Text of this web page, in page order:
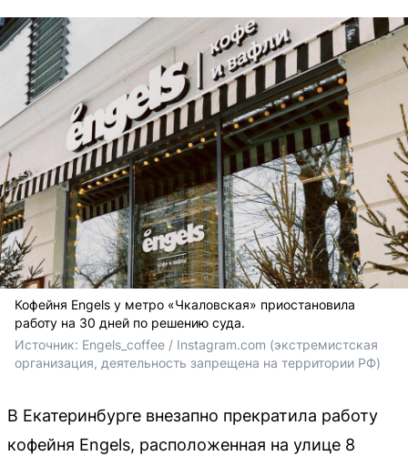
Кофейня Engels у метро «Чкаловская» приостановила
работу на 30 дней по решению суда.
Источник: Engels_coffee / Instagram.com (экстремистская
организация, деятельность запрещена на территории РФ)
В Екатеринбурге внезапно прекратила работу
кофейня Engels, расположенная на улице 8